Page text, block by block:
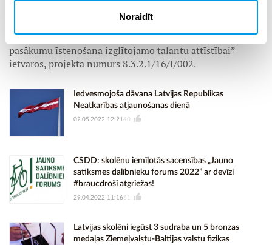
Noraidīt
Latvijas skolēnu dalība olimpiādē īstenota Eiropas Sociālā
fonda projekta “Nacionāla un starptautiska mēroga
pasākumu īstenošana izglītojamo talantu attīstībai”
ietvaros, projekta numurs 8.3.2.1/16/I/002.
Iedvesmojoša dāvana Latvijas Republikas
Neatkarības atjaunošanas dienā
02.05.2022 12:2140
CSDD: skolēnu iemīļotās sacensības „Jauno
satiksmes dalībnieku forums 2022” ar devīzi
#braucdroši atgriežas!
29.04.2022 11:1661
Latvijas skolēni iegūst 3 sudraba un 5 bronzas
medaļas Ziemeļvalstu-Baltijas valstu fizikas